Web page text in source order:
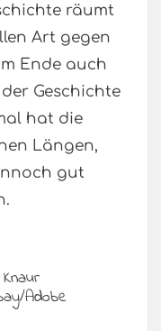
räumt
Art gegen
Ende auch
Geschichte
hat die
Längen,
gut
Adobe